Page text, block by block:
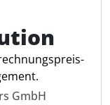
GmbH